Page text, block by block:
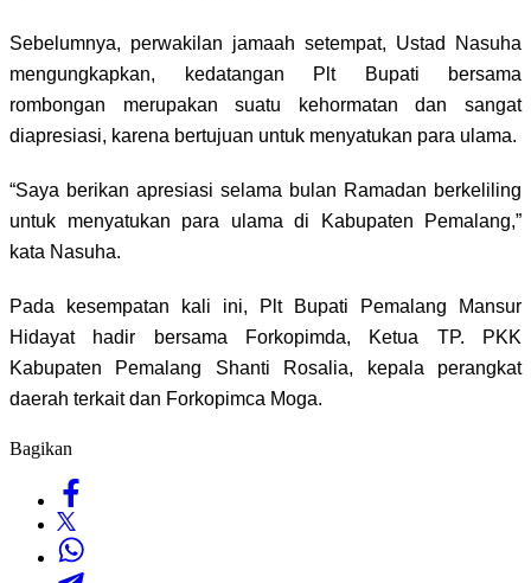
Sebelumnya, perwakilan jamaah setempat, Ustad Nasuha
mengungkapkan, kedatangan Plt Bupati bersama
rombongan merupakan suatu kehormatan dan sangat
diapresiasi, karena bertujuan untuk menyatukan para ulama.
“Saya berikan apresiasi selama bulan Ramadan berkeliling
untuk menyatukan para ulama di Kabupaten Pemalang,”
kata Nasuha.
Pada kesempatan kali ini, Plt Bupati Pemalang Mansur
Hidayat hadir bersama Forkopimda, Ketua TP. PKK
Kabupaten Pemalang Shanti Rosalia, kepala perangkat
daerah terkait dan Forkopimca Moga.
Bagikan